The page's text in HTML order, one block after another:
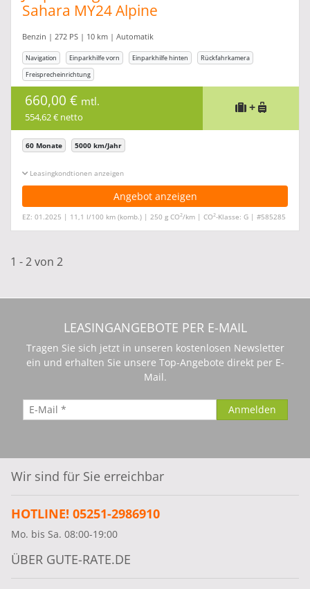
Sahara MY24 Alpine
Benzin | 272 PS | 10 km | Automatik
Navigation Einparkhilfe vorn Einparkhilfe hinten
Rückfahrkamera
Freisprecheinrichtung
660,00 € mtl.
554,62 € netto
+
60 Monate 5000 km/Jahr
Leasingkonditionen ein-/ausblenden
Angebot anzeigen
EZ: 01.2025 | 11,1 l/100 km (komb.) | 250 g CO2/km | CO2-Klasse: G | #585285
1 - 2 von 2
LEASINGANGEBOTE PER E-MAIL
Tragen Sie sich jetzt in unseren kostenlosen Newsletter
ein und erhalten Sie unsere Top-Angebote direkt per E-
Mail.
Wir sind für Sie erreichbar
HOTLINE! 05251-2986910
Mo. bis Sa. 08:00-19:00
ÜBER GUTE-RATE.DE